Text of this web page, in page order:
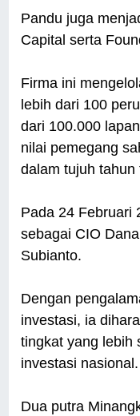
Pandu juga
Capital serta
Firma ini
lebih dari 100
dari 100.000
nilai pemegang
dalam tujuh tahun
Pada 24 Februari
sebagai CIO
Subianto.
Dengan
investasi, ia
tingkat yang lebih
investasi nasional.
Dua putra